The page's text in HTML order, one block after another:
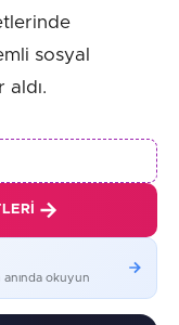
sosyal
aldı.
okuyun